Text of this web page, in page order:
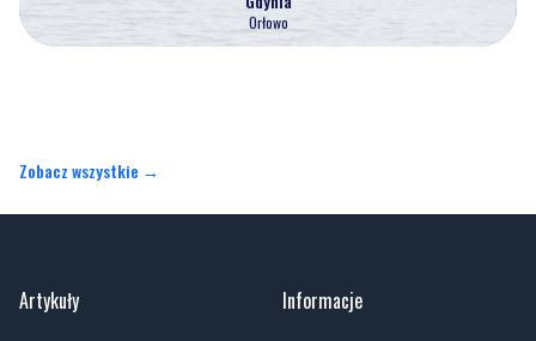
Artykuły
Sport
Informacje
Kontakt